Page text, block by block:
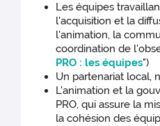
Les équipes
l'acquisition et la
l'animation, la
coordination de
PRO : les équipes")
Un partenariat local,
L'animation et la
PRO, qui assure la
la cohésion des